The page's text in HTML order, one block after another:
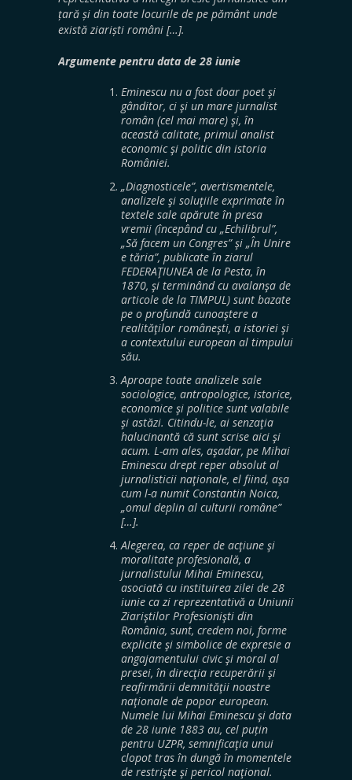
țară și din toate locurile de pe pământ unde
există ziariști români […].
Argumente pentru data de 28 iunie
Eminescu nu a fost doar poet şi
gânditor, ci şi un mare jurnalist
român (cel mai mare) şi, în
această calitate, primul analist
economic şi politic din istoria
României.
„Diagnosticele”, avertismentele,
analizele şi soluţiile exprimate în
textele sale apărute în presa
vremii (începând cu „Echilibrul”,
„Să facem un Congres” şi „În Unire
e tăria”, publicate în ziarul
FEDERAŢIUNEA de la Pesta, în
1870, şi terminând cu avalanşa de
articole de la TIMPUL) sunt bazate
pe o profundă cunoaştere a
realităţilor româneşti, a istoriei şi
a contextului european al timpului
său.
Aproape toate analizele sale
sociologice, antropologice, istorice,
economice şi politice sunt valabile
şi astăzi. Citindu-le, ai senzaţia
halucinantă că sunt scrise aici şi
acum. L-am ales, aşadar, pe Mihai
Eminescu drept reper absolut al
jurnalisticii naţionale, el fiind, aşa
cum l-a numit Constantin Noica,
„omul deplin al culturii române”
[…].
Alegerea, ca reper de acţiune şi
moralitate profesională, a
jurnalistului Mihai Eminescu,
asociată cu instituirea zilei de 28
iunie ca zi reprezentativă a Uniunii
Ziariştilor Profesionişti din
România, sunt, credem noi, forme
explicite şi simbolice de expresie a
angajamentului civic şi moral al
presei, în direcţia recuperării şi
reafirmării demnităţii noastre
naţionale de popor european.
Numele lui Mihai Eminescu şi data
de 28 iunie 1883 au, cel puțin
pentru UZPR, semnificaţia unui
clopot tras în dungă în momentele
de restrişte şi pericol naţional.